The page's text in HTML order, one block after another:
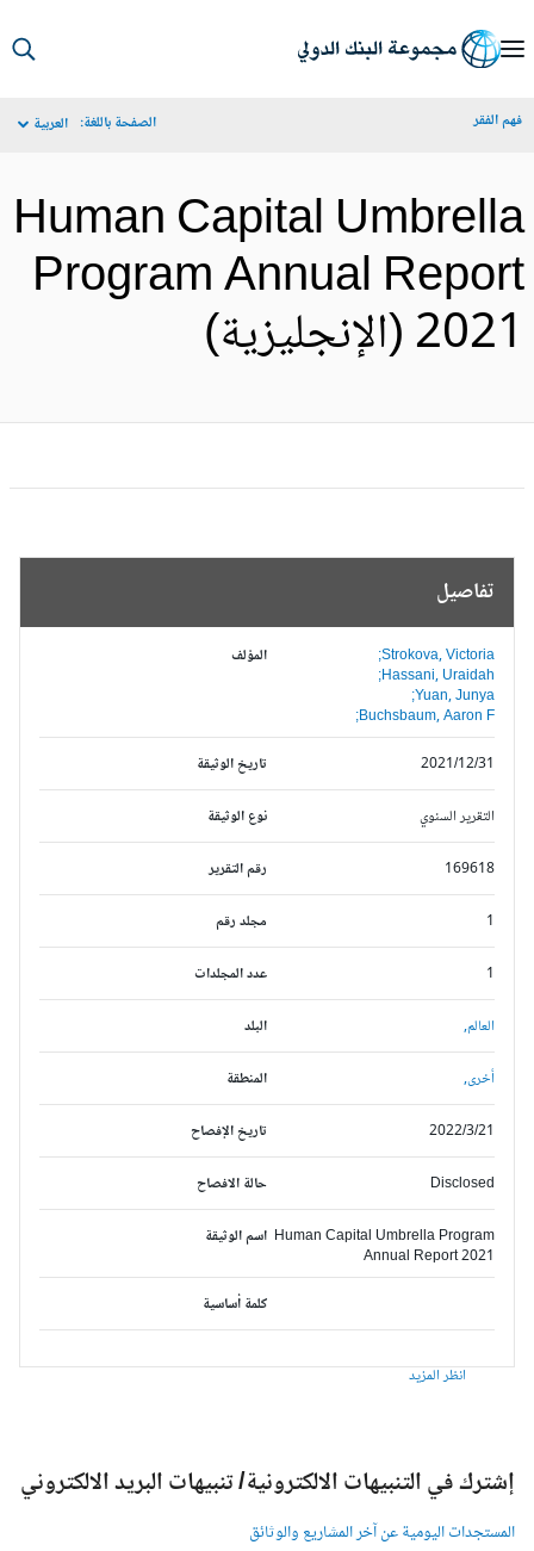
الفقر الصفحة باللغة: العربية
Human Capital
Program Annual
(الإنجليزية)
تفاصيل
المؤلف
Strokova, Victoria;
Hassani, Uraidah;
Yuan, Junya;
Buchsbaum, Aaron F;
تاريخ الوثيقة
2021/12/31
نوع الوثيقة التقرير السنوي
رقم التقرير 169618
مجلد رقم
عدد المجلدات
البلد العالم,
المنطقة أخرى,
تاريخ الإفصاح 2022/3/21
حالة الافصاح Disclosed
اسم الوثيقة Human Capital Umbrella Program
Annual Report 2021
كلمة أساسية
انظر المزيد
إشترك في التنبيهات الالكترونية/ تنبيهات البريد الالكتروني
المستجدات اليومية عن آخر المشاريع والوثائق